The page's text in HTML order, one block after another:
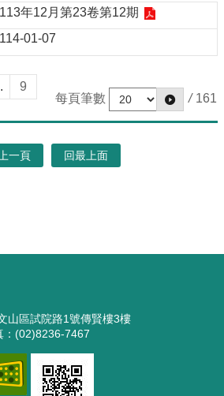
113年12月第23卷第12期
114-01-07
9
每頁筆數
/ 161
一頁 回最上面
山區試院路1號傳賢樓3樓
：(02)8236-7467